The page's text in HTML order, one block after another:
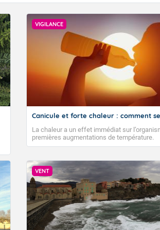
prédominent.
minimales : 17 degrés.
midi.
maximales : 33 degrés. Ces températures
direction variable.
généreusement.
: 17 degrés.
assez faible.
VIGILANCE
Canicule et forte chaleur : comment
La chaleur a un effet immédiat sur
premières augmentations de température.
VENT